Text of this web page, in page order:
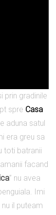
prin gradinile
spre Casa
aduna satul
era greu sa
toti batranii
facand
” nu avea
Imi
il puteam